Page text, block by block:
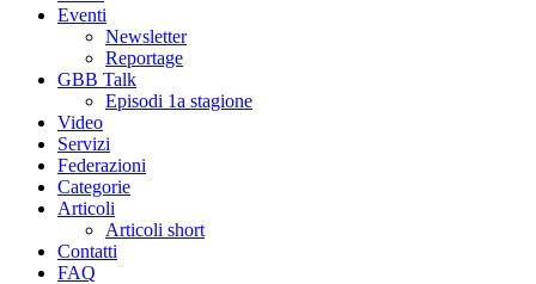
Eventi
Newsletter
Reportage
GBB Talk
Episodi 1a stagione
Video
Servizi
Federazioni
Categorie
Articoli
Articoli short
Contatti
FAQ